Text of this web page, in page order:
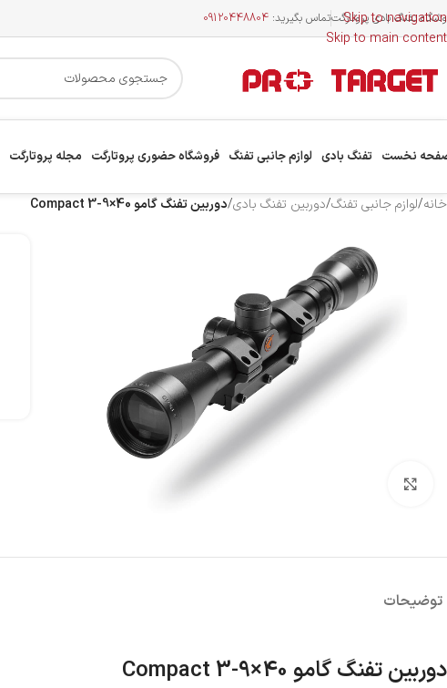
Skip to navigation
Skip to main content
تفنگ بادی پروتارگتتماس بگیرید: 09120448804
نخست تفنگ بادی لوازم جانبی تفنگ فروشگاه حضوری پروتارگت مجله پروتارگت
خانه/لوازم جانبی تفنگ/دوربین تفنگ بادی/دوربین تفنگ گامو Compact 3-9×40
توضیحات
دوربین تفنگ گامو Compact 3-9×40